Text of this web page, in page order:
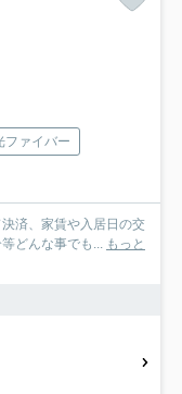
ファイバー
済、家賃や入居日の交
どんな事でも... もっと